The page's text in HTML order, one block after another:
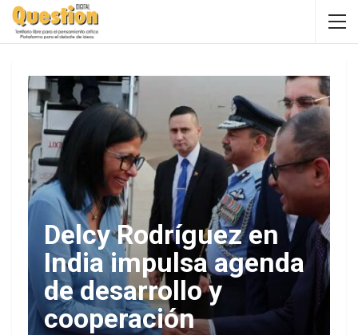
Delcy Rodríguez en
India impulsa agenda
de desarrollo y
cooperación